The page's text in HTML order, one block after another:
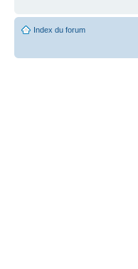
Index du forum